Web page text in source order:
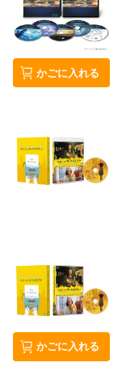
かごに入れる
かごに入れる